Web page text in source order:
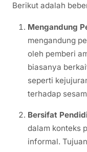
Berikut adalah
Mengandung
mengandung
oleh pemberi
biasanya
seperti
terhadap
Bersifat
dalam konteks
informal.